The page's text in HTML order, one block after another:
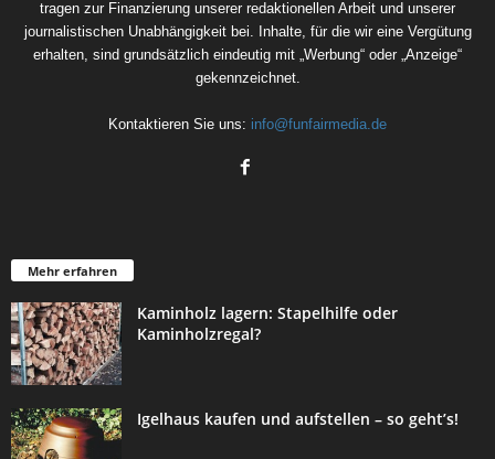
tragen zur Finanzierung unserer redaktionellen Arbeit und unserer
journalistischen Unabhängigkeit bei. Inhalte, für die wir eine Vergütung
erhalten, sind grundsätzlich eindeutig mit „Werbung“ oder „Anzeige“
gekennzeichnet.
Kontaktieren Sie uns: info@funfairmedia.de
Mehr erfahren
Kaminholz lagern: Stapelhilfe oder
Kaminholzregal?
Igelhaus kaufen und aufstellen – so geht’s!